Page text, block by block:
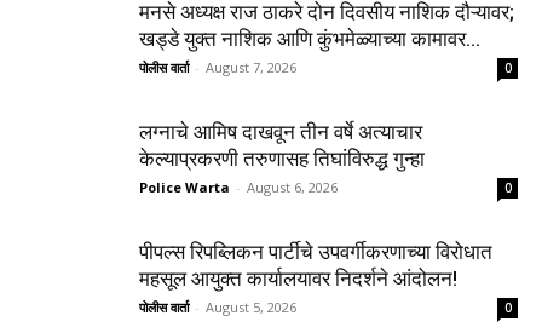
मनसे अध्यक्ष राज ठाकरे दोन दिवसीय नाशिक दौऱ्यावर;
खड्डे युक्त नाशिक आणि कुंभमेळ्याच्या कामावर...
पोलीस वार्ता - August 7, 2026 0
लग्नाचे आमिष दाखवून तीन वर्षे अत्याचार
केल्याप्रकरणी तरुणासह तिघांविरुद्ध गुन्हा
Police Warta - August 6, 2026 0
पीपल्स रिपब्लिकन पार्टीचे उपवर्गीकरणाच्या विरोधात
महसूल आयुक्त कार्यालयावर निदर्शने आंदोलन!
पोलीस वार्ता - August 5, 2026 0